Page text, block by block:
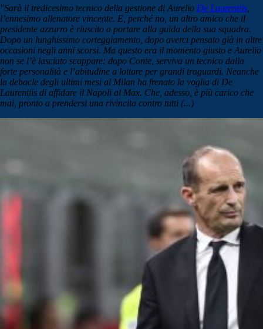
"Sarà il tredicesimo tecnico della gestione di Aurelio De Laurentiis,
l’ennesimo allenatore vincente. E, perché no, un altro amico che il
presidente azzurro è riuscito a portare alla guida della sua squadra.
Dopo un lunghissimo corteggiamento, dopo averci pensato già in altre
occasioni negli anni scorsi. Ma questo era il momento giusto e Aurelio
non se l’è lasciato scappare: dopo Conte, serviva un tecnico dalla
forte personalità e l’abitudine a lottare per grandi traguardi. Neanche
la debacle degli ultimi mesi al Milan ha frenato la voglia di De
Laurentiis di affidare il Napoli al Max. Che, adesso, è più carico che
mai, pronto a prendersi una rivincita contro tutti (...)